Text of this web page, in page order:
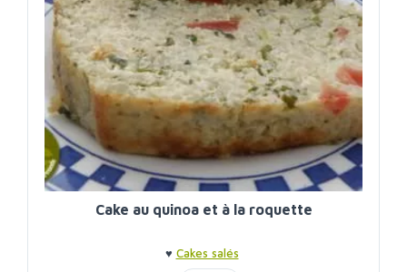
Cake au quinoa et à la roquette
♥ Cakes salés